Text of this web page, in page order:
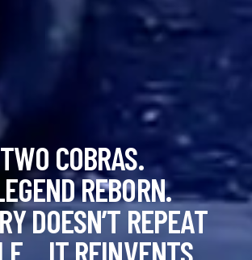
TWO COBRAS.
EGENDREBORN.
YDOESN’T REPEAT
F… ITREINVENTS